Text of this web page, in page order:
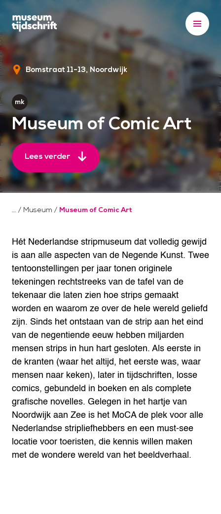
i
p
t
o
o
n
e
Bomstraat 11-13 Noordwijk
Museum of Comic Art
Lees verder
/ Museum / Museum of Comic Art
Hét Nederlandse stripmuseum dat volledig gewijd
is aan alle aspecten van de Negende Kunst. Twee
tentoonstellingen per jaar tonen originele
tekeningen rechtstreeks van de tafel van de
tekenaar die laten zien hoe strips gemaakt
worden en waarom ze over de hele wereld geliefd
zijn. Sinds het ontstaan van de strip aan het eind
van de negentiende eeuw hebben miljarden
mensen strips in hun hart gesloten. Als eerste in
de kranten (waar het altijd, het eerste was, waar
mensen naar keken), later in tijdschriften, losse
comics, gebundeld in boeken en als complete
grafische novelles. Gelegen in het hartje van
Noordwijk aan Zee is het MoCA de plek voor alle
Nederlandse stripliefhebbers en een must-see
locatie voor toeristen, die kennis willen maken
met de wondere wereld van het beeldverhaal.